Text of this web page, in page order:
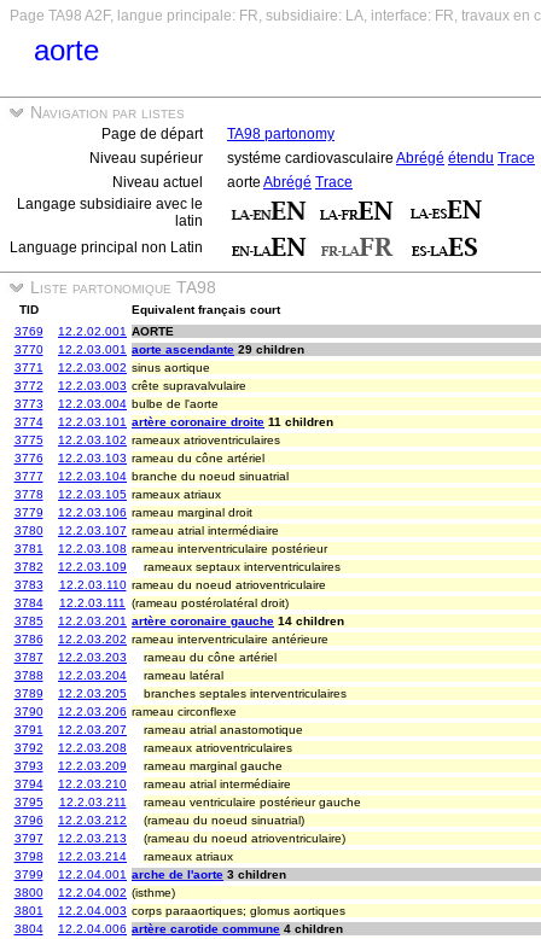
Page TA98 A2F, langue principale: FR, subsidiaire: LA, interface: FR, travaux en
aorte
Navigation par listes
Page de départ
TA98 partonomy
Niveau supérieur
systéme cardiovasculaire Abrégé étendu Trace
Niveau actuel
aorte Abrégé Trace
Langage subsidiaire avec le
latin
Language principal non Latin
Liste partonomique TA98
TID
Equivalent français court
3769
12.2.02.001 AORTE
3770
12.2.03.001 aorte ascendante 29 children
3771
12.2.03.002 sinus aortique
3772
12.2.03.003 crête supravalvulaire
3773
12.2.03.004 bulbe de l'aorte
3774
12.2.03.101 artère coronaire droite 11 children
3775
12.2.03.102 rameaux atrioventriculaires
3776
12.2.03.103 rameau du cône artériel
3777
12.2.03.104 branche du noeud sinuatrial
3778
12.2.03.105 rameaux atriaux
3779
12.2.03.106 rameau marginal droit
3780
12.2.03.107 rameau atrial intermédiaire
3781
12.2.03.108 rameau interventriculaire postérieur
3782
12.2.03.109
rameaux septaux interventriculaires
3783
12.2.03.110 rameau du noeud atrioventriculaire
3784
12.2.03.111
(rameau postérolatéral droit)
3785
12.2.03.201 artère coronaire gauche 14 children
3786
12.2.03.202 rameau interventriculaire antérieure
3787
12.2.03.203
rameau du cône artériel
3788
12.2.03.204
rameau latéral
3789
12.2.03.205
branches septales interventriculaires
3790
12.2.03.206 rameau circonflexe
3791
12.2.03.207
rameau atrial anastomotique
3792
12.2.03.208
rameaux atrioventriculaires
3793
12.2.03.209
rameau marginal gauche
3794
12.2.03.210
rameau atrial intermédiaire
3795
12.2.03.211
rameau ventriculaire postérieur gauche
3796
12.2.03.212
(rameau du noeud sinuatrial)
3797
12.2.03.213
(rameau du noeud atrioventriculaire)
3798
12.2.03.214
rameaux atriaux
3799
12.2.04.001 arche de l'aorte 3 children
3800
12.2.04.002 (isthme)
3801
12.2.04.003 corps paraaortiques; glomus aortiques
3804
12.2.04.006 artère carotide commune 4 children